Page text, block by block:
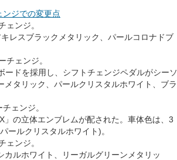
ジでの変更点
ェンジ。
レスブラックメタリック、パールコロナドブ
チェンジ。
ドを採用し、シフトチェンジペダルがシーソ
タリック、パールクリスタルホワイト、ブラ
ェンジ。
の立体エンブレムが配された。車体色は、3
ールクリスタルホワイト)。
ェンジ。
ルホワイト、リーガルグリーンメタリッ